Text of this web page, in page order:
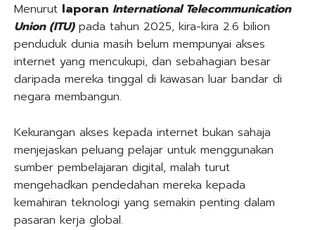
Menurut laporan International Telecommunication
Union (ITU)pada tahun 2025, kira-kira 2.6 bilion
penduduk dunia masih belum mempunyai akses
internet yang mencukupi, dan sebahagian besar
daripada mereka tinggal di kawasan luar bandar di
negara membangun.
Kekurangan akses kepada internet bukan sahaja
menjejaskan peluang pelajar untuk menggunakan
sumber pembelajaran digital, malah turut
mengehadkan pendedahan mereka kepada
kemahiran teknologi yang semakin penting dalam
pasaran kerja global.